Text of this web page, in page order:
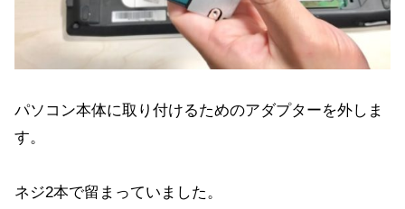
パソコン本体に取り付けるためのアダプターを外しま
す。
ネジ2本で留まっていました。